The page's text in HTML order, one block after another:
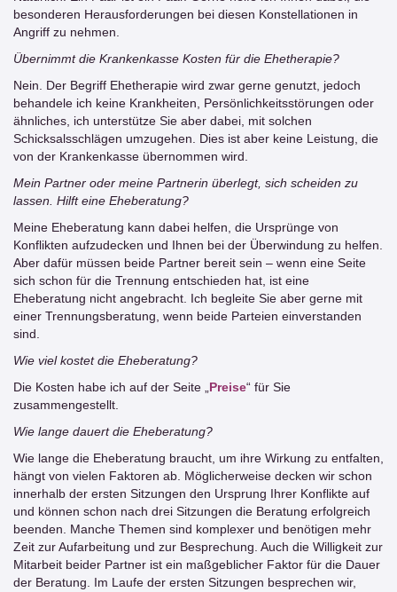
besonderen Herausforderungen bei diesen Konstellationen in
Angriff zu nehmen.
Übernimmt die Krankenkasse Kosten für die Ehetherapie?
Nein. Der Begriff Ehetherapie wird zwar gerne genutzt, jedoch
behandele ich keine Krankheiten, Persönlichkeitsstörungen oder
ähnliches, ich unterstütze Sie aber dabei, mit solchen
Schicksalsschlägen umzugehen. Dies ist aber keine Leistung, die
von der Krankenkasse übernommen wird.
Mein Partner oder meine Partnerin überlegt, sich scheiden zu
lassen. Hilft eine Eheberatung?
Meine Eheberatung kann dabei helfen, die Ursprünge von
Konflikten aufzudecken und Ihnen bei der Überwindung zu helfen.
Aber dafür müssen beide Partner bereit sein – wenn eine Seite
sich schon für die Trennung entschieden hat, ist eine
Eheberatung nicht angebracht. Ich begleite Sie aber gerne mit
einer Trennungsberatung, wenn beide Parteien einverstanden
sind.
Wie viel kostet die Eheberatung?
Die Kosten habe ich auf der Seite „ Preise“ für Sie
zusammengestellt.
Wie lange dauert die Eheberatung?
Wie lange die Eheberatung braucht, um ihre Wirkung zu entfalten,
hängt von vielen Faktoren ab. Möglicherweise decken wir schon
innerhalb der ersten Sitzungen den Ursprung Ihrer Konflikte auf
und können schon nach drei Sitzungen die Beratung erfolgreich
beenden. Manche Themen sind komplexer und benötigen mehr
Zeit zur Aufarbeitung und zur Besprechung. Auch die Willigkeit zur
Mitarbeit beider Partner ist ein maßgeblicher Faktor für die Dauer
der Beratung. Im Laufe der ersten Sitzungen besprechen wir,